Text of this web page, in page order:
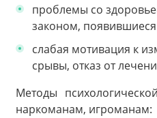
проблемы со
законом,
слабая мотивация к
срывы, отказ от
Методы
наркоманам, игроманам: